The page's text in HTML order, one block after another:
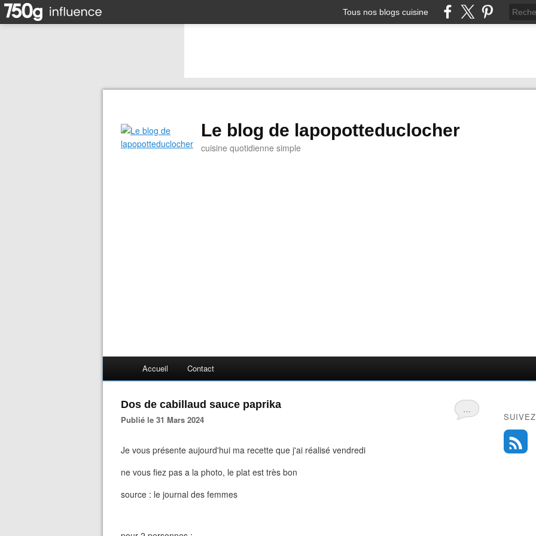
Tous nos blogs cuisine
Le blog de lapopotteduclocher
cuisine quotidienne simple
Accueil Contact
…
Dos de cabillaud sauce paprika
Publié le 31 Mars 2024
Je vous présente aujourd'hui ma recette que j'ai réalisé vendredi
ne vous fiez pas a la photo, le plat est très bon
source : le journal des femmes